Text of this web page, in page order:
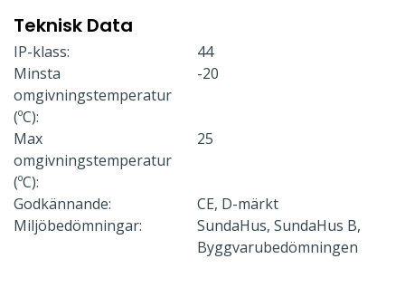
Teknisk Data
IP-klass:
44
Minsta
omgivningstemperatur
(ºC):
-20
Max
omgivningstemperatur
(ºC):
25
Godkännande:
CE, D-märkt
Miljöbedömningar:
SundaHus, SundaHus B,
Byggvarubedömningen